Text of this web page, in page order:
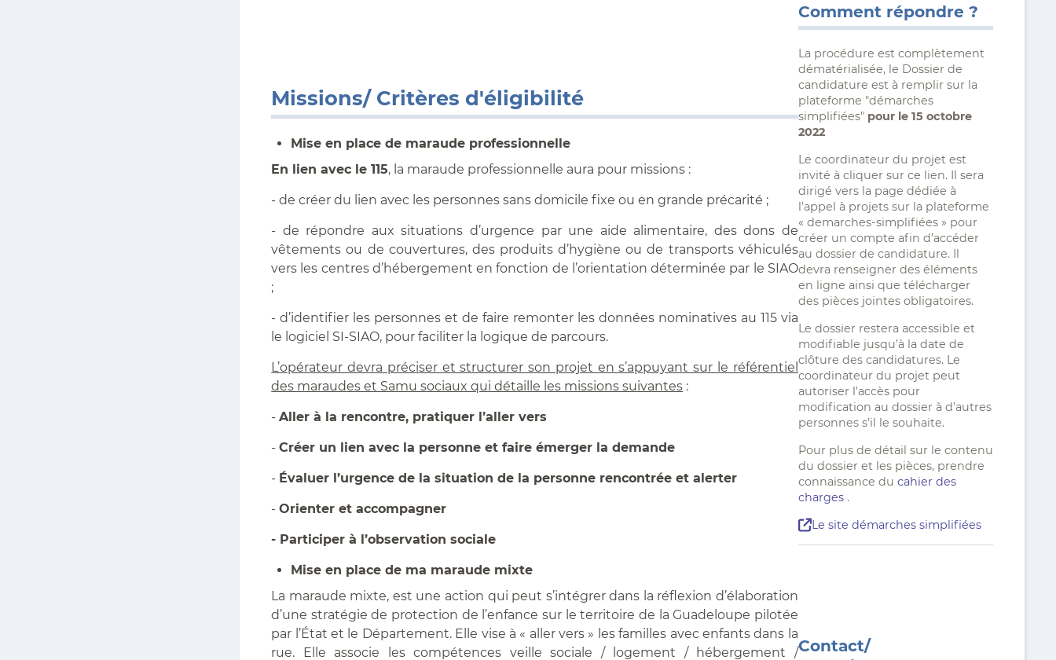
Missions/ Critères d'éligibilité
Mise en place de maraude professionnelle
En lien avec le 115, la maraude professionnelle aura pour missions :
- de créer du lien avec les personnes sans domicile fixe ou en grande précarité ;
- de répondre aux situations d’urgence par une aide alimentaire, des dons de
vêtements ou de couvertures, des produits d’hygiène ou de transports véhiculés
vers les centres d’hébergement en fonction de l’orientation déterminée par le SIAO
;
- d’identifier les personnes et de faire remonter les données nominatives au 115 via
le logiciel SI-SIAO, pour faciliter la logique de parcours.
L’opérateur devra préciser et structurer son projet en s’appuyant sur le référentiel
des maraudes et Samu sociaux qui détaille les missions suivantes :
-Aller à la rencontre, pratiquer l’aller vers
-Créer un lien avec la personne et faire émerger la demande
- Évaluer l’urgence de la situation de la personne rencontrée et alerter
-Orienter et accompagner
- Participer à l’observation sociale
Mise en place de ma maraude mixte
La maraude mixte, est une action qui peut s’intégrer dans la réflexion d’élaboration
d’une stratégie de protection de l’enfance sur le territoire de la Guadeloupe pilotée
par l’État et le Département. Elle vise à « aller vers » les familles avec enfants dans la
rue. Elle associe les compétences veille sociale / logement / hébergement /
Comment répondre ?
La procédure est complètement
dématérialisée, le Dossier de
candidature est à remplir sur la
plateforme "démarches
simplifiées" pour le 15 octobre
2022
Le coordinateur du projet est
invité à cliquer sur ce lien. Il sera
dirigé vers la page dédiée à
l’appel à projets sur la plateforme
« demarches-simplifiées » pour
créer un compte afin d’accéder
au dossier de candidature. Il
devra renseigner des éléments
en ligne ainsi que télécharger
des pièces jointes obligatoires.
Le dossier restera accessible et
modifiable jusqu’à la date de
clôture des candidatures. Le
coordinateur du projet peut
autoriser l’accès pour
modification au dossier à d’autres
personnes s’il le souhaite.
Pour plus de détail sur le contenu
du dossier et les pièces, prendre
connaissance du cahier des
charges.
Le site démarches simplifiées
Contact/